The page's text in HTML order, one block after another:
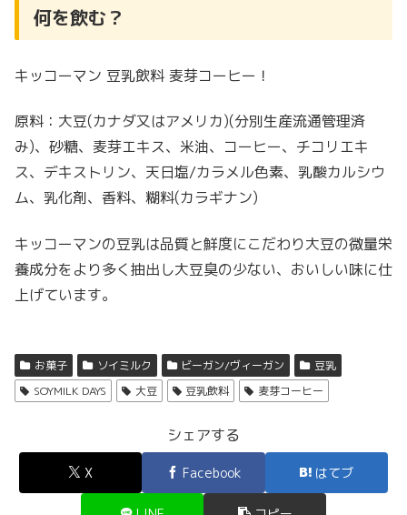
何を飲む？
キッコーマン 豆乳飲料 麦芽コーヒー！
原料：大豆(カナダ又はアメリカ)(分別生産流通管理済
み)、砂糖、麦芽エキス、米油、コーヒー、チコリエキ
ス、デキストリン、天日塩/カラメル色素、乳酸カルシウ
ム、乳化剤、香料、糊料(カラギナン)
キッコーマンの豆乳は品質と鮮度にこだわり大豆の微量栄
養成分をより多く抽出し大豆臭の少ない、おいしい味に仕
上げています。
お菓子 ソイミルク ビーガン/ヴィーガン
豆乳
SOYMILK DAYS
大豆 豆乳飲料 麦芽コーヒー
シェアする
X Facebook はてブ